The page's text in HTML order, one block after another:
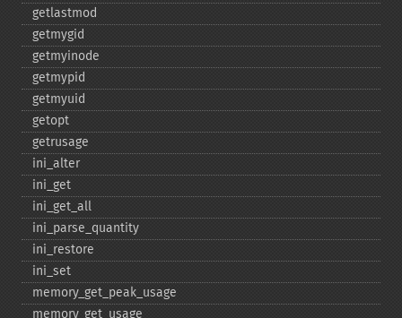
getlastmod
getmygid
getmyinode
getmypid
getmyuid
getopt
getrusage
ini_​alter
ini_​get
ini_​get_​all
ini_​parse_​quantity
ini_​restore
ini_​set
memory_​get_​peak_​usage
memory_​get_​usage